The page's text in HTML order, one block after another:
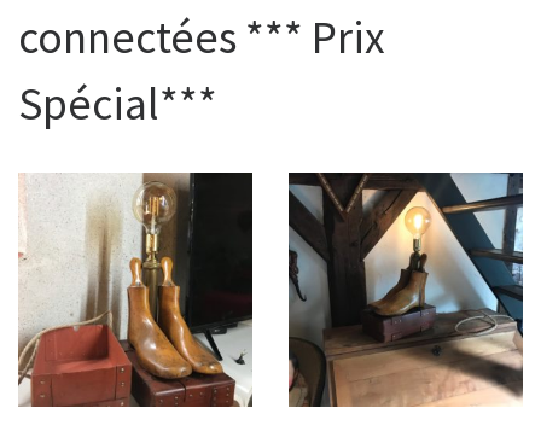
connectées *** Prix
Spécial***